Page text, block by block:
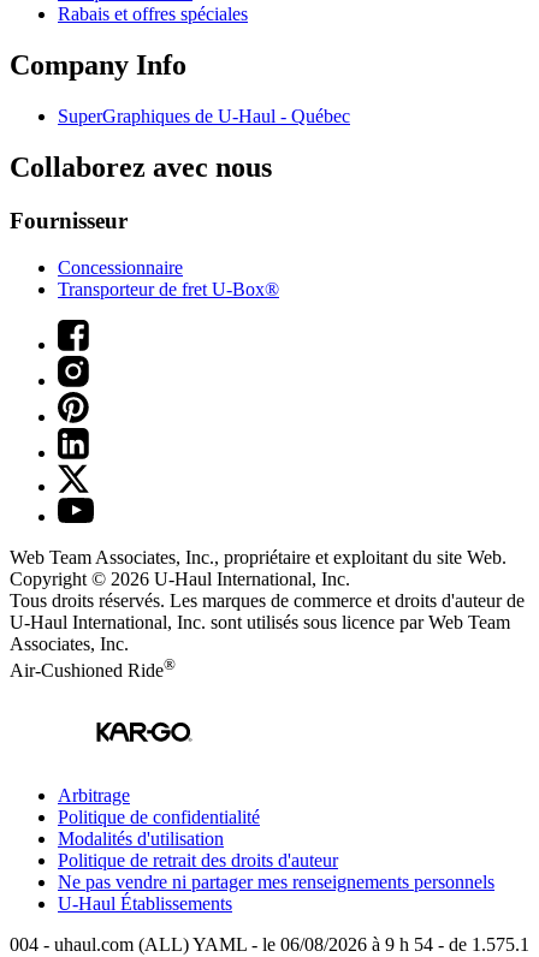
Rabais et offres spéciales
Company Info
SuperGraphiques de U-Haul - Québec
Collaborez avec nous
Fournisseur
Concessionnaire
Transporteur de fret U-Box®
Web Team Associates, Inc., propriétaire et exploitant du site Web.
Copyright © 2026 U-Haul International, Inc.
Tous droits réservés. Les marques de commerce et droits d'auteur de
U-Haul International, Inc. sont utilisés sous licence par Web Team
Associates, Inc.
Air-Cushioned Ride®
Arbitrage
Politique de confidentialité
Modalités d'utilisation
Politique de retrait des droits d'auteur
Ne pas vendre ni partager mes renseignements personnels
U-Haul Établissements
004 - uhaul.com (ALL) YAML - le 06/08/2026 à 9 h 54 - de 1.575.1